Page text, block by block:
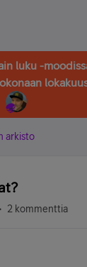
luku -
arkisto
2 kommenttia